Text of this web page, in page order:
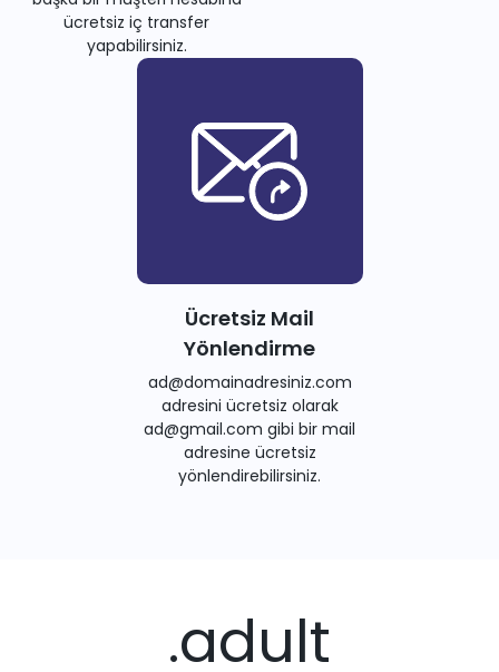
ücretsiz iç transfer
yapabilirsiniz.
Ücretsiz Mail
Yönlendirme
ad@domainadresiniz.com
adresini ücretsiz olarak
ad@gmail.com gibi bir mail
adresine ücretsiz
yönlendirebilirsiniz.
.adult